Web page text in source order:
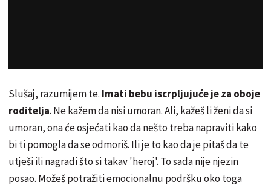
Slušaj, razumijem te. Imati bebu iscrpljujuće je za oboje
roditelja. Ne kažem da nisi umoran. Ali, kažeš li ženi da si
umoran, ona će osjećati kao da nešto treba napraviti kako
bi ti pomogla da se odmoriš. Ili je to kao da je pitaš da te
utješi ili nagradi što si takav 'heroj'. To sada nije njezin
posao. Možeš potražiti emocionalnu podršku oko toga